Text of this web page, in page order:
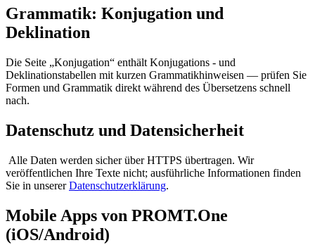
Grammatik: Konjugation und
Deklination
Die Seite „Konjugation“ enthält Konjugations - und
Deklinationstabellen mit kurzen Grammatikhinweisen — prüfen Sie
Formen und Grammatik direkt während des Übersetzens schnell
nach.
Datenschutz und Datensicherheit
Alle Daten werden sicher über HTTPS übertragen. Wir
veröffentlichen Ihre Texte nicht; ausführliche Informationen finden
Sie in unsererDatenschutzerklärung.
Mobile Apps von PROMT.One
(iOS/Android)